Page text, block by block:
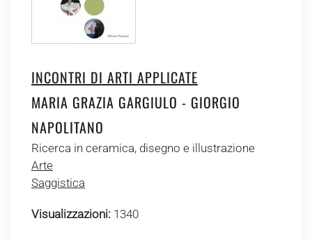
INCONTRI DI ARTI APPLICATE
MARIA GRAZIA GARGIULO - GIORGIO
NAPOLITANO
Ricerca in ceramica, disegno e illustrazione
Arte
Saggistica
Visualizzazioni: 1340